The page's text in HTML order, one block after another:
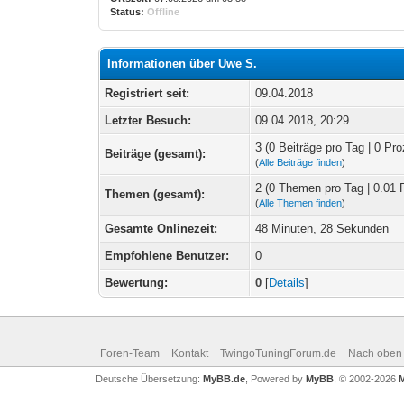
Status: Offline
Informationen über Uwe S.
Registriert seit:
09.04.2018
Letzter Besuch:
09.04.2018, 20:29
Beiträge (gesamt): 3 (0 Beiträge pro Tag | 0
(Alle Beiträge finden)
Themen (gesamt): 2 (0 Themen pro Tag | 0.01
(Alle Themen finden)
Gesamte Onlinezeit:
48 Minuten, 28 Sekunden
Empfohlene Benutzer:
0
Bewertung:
0 [Details]
Foren-Team Kontakt TwingoTuningForum.de Nach oben
Deutsche Übersetzung: MyBB.de, Powered by MyBB, © 2002-2026